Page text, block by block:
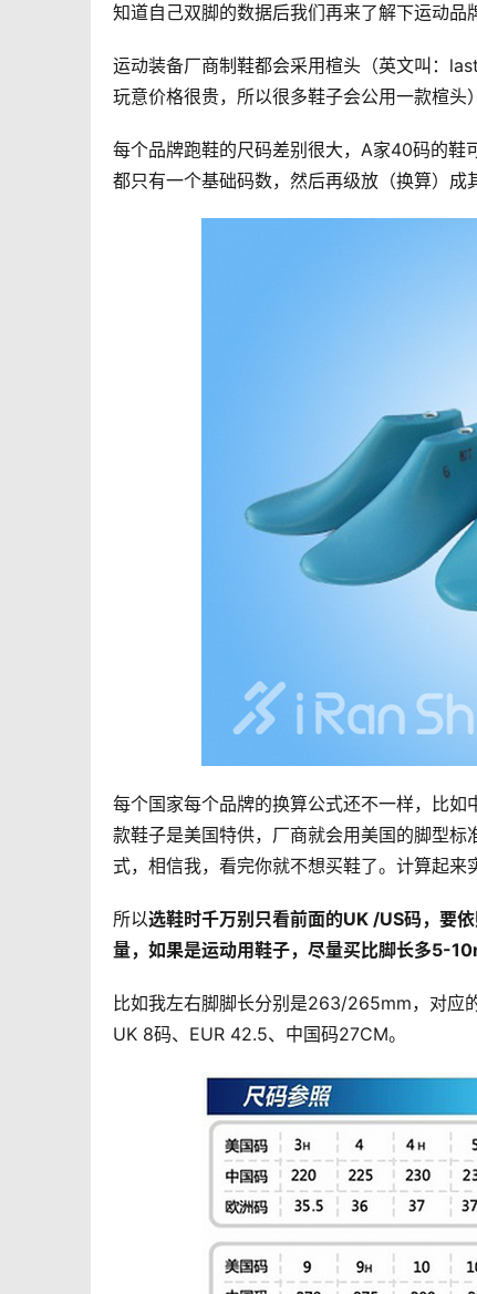
知道自己双脚的数据后我们再来了解下运动
运动装备厂商制鞋都会采用楦头（英文叫：
玩意价格很贵，所以很多鞋子会公用一款楦头
每个品牌跑鞋的尺码差别很大，A家40码的
都只有一个基础码数，然后再级放（换算）成
每个国家每个品牌的换算公式还不一样，比
款鞋子是美国特供，厂商就会用美国的脚型
式，相信我，看完你就不想买鞋了。计算起来
所以选鞋时千万别只看前面的UK /US码，要
量，如果是运动用鞋子，尽量买比脚长多5-
比如我左右脚脚长分别是263/265mm，对应
UK 8码、EUR 42.5、中国码27CM。